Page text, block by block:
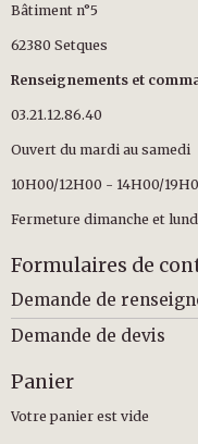
Bâtiment n°5
62380 Setques
Renseignements et
03.21.12.86.40
Ouvert du mardi au samedi
10H00/12H00 - 14H00/
Fermeture dimanche et
Formulaires de
Demande de
Demande de devis
Panier
Votre panier est vide